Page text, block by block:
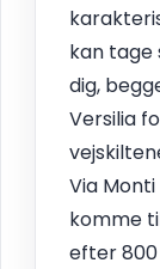
kan tage
dig,
Versilia
Via
komme
efter